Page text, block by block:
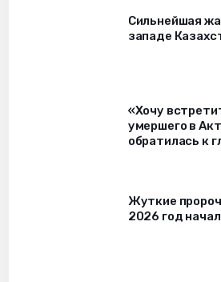
Сильнейшая
западе
«Хочу
умершего в
обратилась к
Жуткие
2026 год